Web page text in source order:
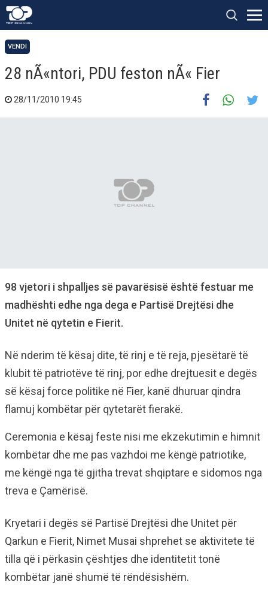
VENDI
28 nÃ«ntori, PDU feston nÃ« Fier
28/11/2010 19:45
98 vjetori i shpalljes së pavarësisë është festuar me
madhështi edhe nga dega e Partisë Drejtësi dhe
Unitet në qytetin e Fierit.
Në nderim të kësaj dite, të rinj e të reja, pjesëtarë të
klubit të patriotëve të rinj, por edhe drejtuesit e degës
së kësaj force politike në Fier, kanë dhuruar qindra
flamuj kombëtar për qytetarët fierakë.
Ceremonia e kësaj feste nisi me ekzekutimin e himnit
kombëtar dhe me pas vazhdoi me këngë patriotike,
me këngë nga të gjitha trevat shqiptare e sidomos nga
treva e Çamërisë.
Kryetari i degës së Partisë Drejtësi dhe Unitet për
Qarkun e Fierit, Nimet Musai shprehet se aktivitete të
tilla që i përkasin çështjes dhe identitetit tonë
kombëtar janë shumë të rëndësishëm.